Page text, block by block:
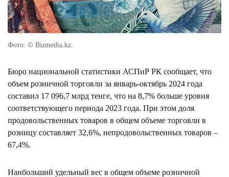
Фото: © Bizmedia.kz.
Бюро национальной статистики АСПиР РК сообщает, что
объем розничной торговли за январь-октябрь 2024 года
составил 17 096,7 млрд тенге, что на 8,7% больше уровня
соответствующего периода 2023 года. При этом доля
продовольственных товаров в общем объеме торговли в
розницу составляет 32,6%, непродовольственных товаров –
67,4%.
Наибольший удельный вес в общем объеме розничной